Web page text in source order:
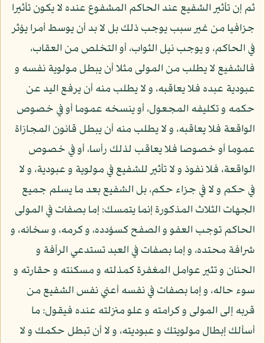
ثم إن تأثير الشفيع عند الحاكم المشفوع عنده لا يكون تأثيرا
جزافيا من غير سبب يوجب ذلك بل لا بد أن يوسط أمرا يؤثر
في الحاكم، و يوجب نيل الثواب، أو التخلص من العقاب،
فالشفيع لا يطلب من المولى مثلا أن يبطل مولوية نفسه و
عبودية عبده فلا يعاقبه، و لا يطلب منه أن يرفع اليد عن
حكمه و تكليفه المجعول، أو ينسخه عموما أو في خصوص
الواقعة فلا يعاقبه، و لا يطلب منه أن يبطل قانون المجازاة
عموما أو خصوصا فلا يعاقب لذلك رأسا، أو في خصوص
الواقعة، فلا نفوذ و لا تأثير للشفيع في مولوية و عبودية، و لا
في حكم و لا في جزاء حكم، بل الشفيع بعد ما يسلم جميع
الجهات الثلاث المذكورة إنما يتمسك: إما بصفات في المولى
الحاكم توجب العفو و الصفح كسؤدده، و كرمه، و سخائه، و
شرافة محتده، و إما بصفات في العبد تستدعي الرأفة و
الحنان و تثير عوامل المغفرة كمذلته و مسكنته و حقارته و
سوء حاله، و إما بصفات في نفسه أعني نفس الشفيع من
قربه إلى المولى و كرامته و علو منزلته عنده فيقول: ما
أسألك إبطال مولويتك و عبوديته، و لا أن تبطل حكمك و لا